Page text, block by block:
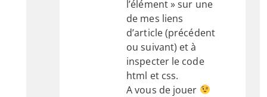
l’élément » sur une
de mes liens
d’article (précédent
ou suivant) et à
inspecter le code
html et css.
A vous de jouer